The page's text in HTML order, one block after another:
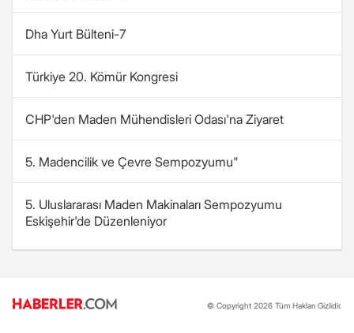
Dha Yurt Bülteni-7
Türkiye 20. Kömür Kongresi
CHP'den Maden Mühendisleri Odası'na Ziyaret
5. Madencilik ve Çevre Sempozyumu"
5. Uluslararası Maden Makinaları Sempozyumu
Eskişehir'de Düzenleniyor
© Copyright 2026 Tüm Hakları Gizlidir.